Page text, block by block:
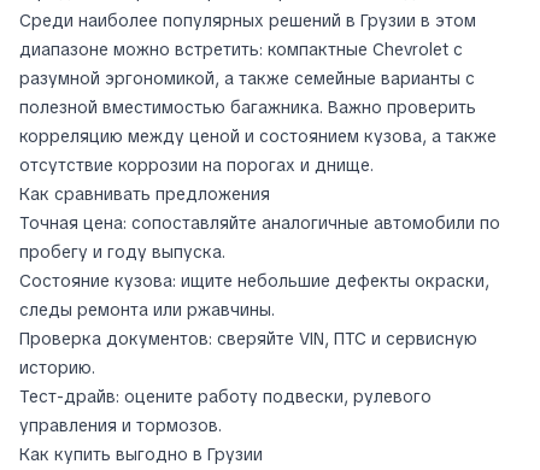
Среди наиболее популярных решений в Грузии в этом
диапазоне можно встретить: компактные Chevrolet с
разумной эргономикой, а также семейные варианты с
полезной вместимостью багажника. Важно проверить
корреляцию между ценой и состоянием кузова, а также
отсутствие коррозии на порогах и днище.
Как сравнивать предложения
Точная цена: сопоставляйте аналогичные автомобили по
пробегу и году выпуска.
Состояние кузова: ищите небольшие дефекты окраски,
следы ремонта или ржавчины.
Проверка документов: сверяйте VIN, ПТС и сервисную
историю.
Тест-драйв: оцените работу подвески, рулевого
управления и тормозов.
Как купить выгодно в Грузии